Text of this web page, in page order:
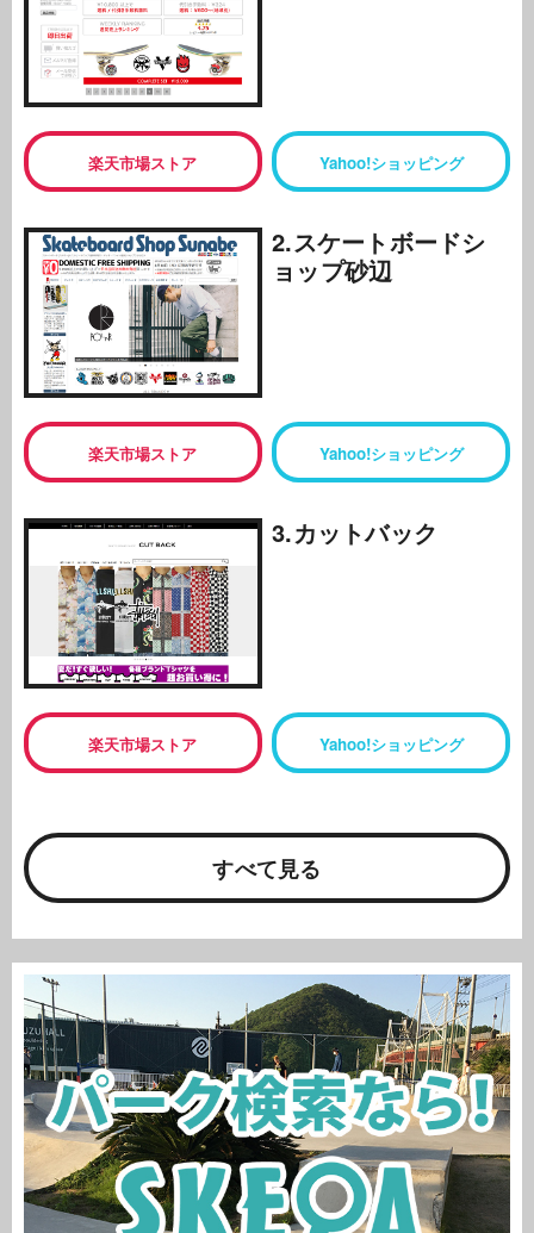
楽天市場ストア Yahoo!ショッピング
2.スケートボードシ
ョップ砂辺
楽天市場ストア Yahoo!ショッピング
3.カットバック
楽天市場ストア Yahoo!ショッピング
すべて見る